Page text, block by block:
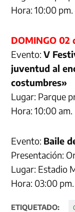
Hora: 10:00 pm.
DOMINGO 02
Evento:V
juventud al
costumbres»
Lugar: Parque
Hora: 10:00 am.
Evento: Baile
Presentación:
Lugar: Estadio
Hora: 03:00 pm.
ETIQUETADO: